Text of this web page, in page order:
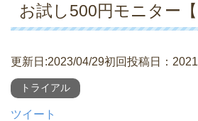
お試し500円モニター【
更新日:2023/04/29初回投稿日：
トライアル
ツイート